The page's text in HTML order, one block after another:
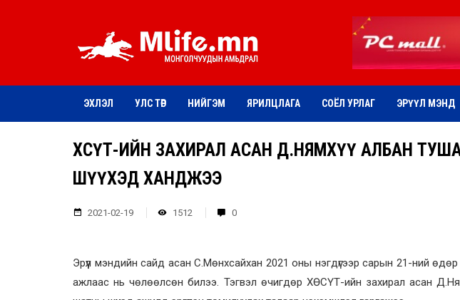
ЭХЛЭЛ УЛС ТӨР НИЙГЭМ ЯРИЛЦЛАГА СОЁЛ УРЛАГ ЭРҮҮЛ МЭНД
ХӨСҮТ-ИЙН ЗАХИРАЛ АСАН Д.НЯМХҮҮ АЛБАН
ШҮҮХЭД ХАНДЖЭЭ
2021-02-19 1512 0
Эрүүл мэндийн сайд асан С.Мөнхсайхан 2021 оны нэгдүгээр сарын 21-ний
ажлаас нь чөлөөлсөн билээ. Тэгвэл өчигдөр ХӨСҮТ-ийн захирал асан